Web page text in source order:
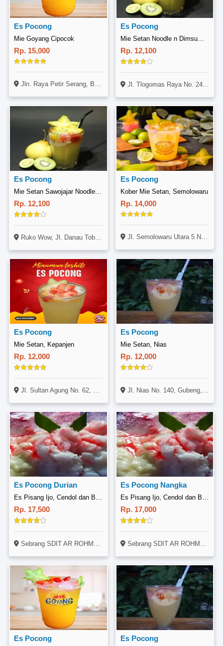
Es Pocong
Mie Goyang Cipocok
Rp. 15,000
Jln. Raya Petir Serang, Banjarsari Curug Kota Serang Banten
Es Pocong
Mie Setan Noodle n Dimsum, Tlogomas
Rp. 12,100
Jl. Tlogomas Raya No. 248, Tlogomas, Lowokwaru, Malang
Es Pocong
Rp. 12,100
Ruko Wow, Jl. Danau Toba Kav 6, Kedungkandang, Malang
Es Pocong
Kober Mie Setan, Semolowaru
Rp. 14,000
Jl. Semolowaru Utara 5 No. 5, Sukolilo, Surabaya
Es Pocong
Mie Setan, Kepanjen
Rp. 12,000
Jl. Sultan Agung No. 62, Kepanjen, Malang
Es Pocong
Mie Setan, Nias
Rp. 12,000
Jl. Nias No. 140, Gubeng, Wonokromo, Surabaya
Es Pocong Durian
Es Pisang Ijo, Cendol dan Buko Pandan Mami Fia
Rp. 17,500
Sebrang SDIT AR ROHMANIYAH
Es Pocong Nangka
Es Pisang Ijo, Cendol dan Buko Pandan Mami Fia
Rp. 17,000
Sebrang SDIT AR ROHMANIYAH
Es Pocong Es Pocong